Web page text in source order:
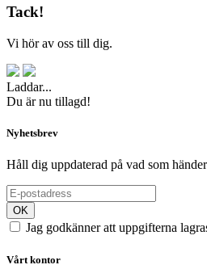
Tack!
Vi hör av oss till dig.
Laddar...
Du är nu tillagd!
Nyhetsbrev
Håll dig uppdaterad på vad som
OK
Jag godkänner att uppgifterna
Vårt kontor